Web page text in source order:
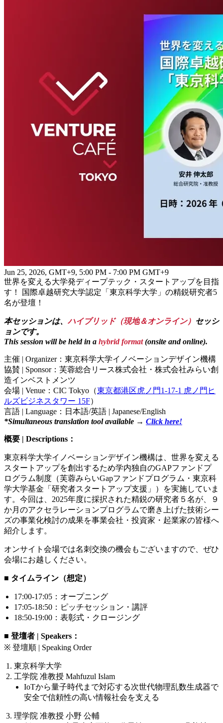
Jun 25, 2026, GMT+9, 5:00 PM - 7:00 PM GMT+9
世界を変える大学発ディープテック・スタートアップを目指
す！ 国際卓越研究大学認定「東京科学大学」の精鋭研究者5
名が登壇！
本セッションは、 ハイブリッド（現地＆オンライン） セッシ
ョンです。
This session will be held in a hybrid format(onsite and online).
主催 | Organizer：東京科学大学イノベーションデザイン機構
協賛 | Sponsor：芙蓉総合リース株式会社・株式会社みらい創
造インベストメンツ
会場 | Venue：CIC Tokyo（東京都港区虎ノ門1-17-1 虎ノ門ヒ
ルズビジネスタワー 15F）
言語 | Language：日本語/英語 | Japanese/English
*Simultaneous translation tool available → Click here!
概要 | Descriptions：
東京科学大学イノベーションデザイン機構は、世界を変える
スタートアップを創出するため学内独自のGAPファンドプ
ログラム制度（芙蓉みらいGapファンドプログラム・東京科
学大学基金「研究者スタートアップ支援」）を実施していま
す。今回は、 2025年度に採択された精鋭の研究者５名が、９
か月のアクセラレーションプログラムで磨き上げた技術シー
ズの事業化検討の成果を事業会社・投資家・起業家の皆様へ
紹介します。
オンサイト会場では名刺交換の機会もございますので、ぜひ
会場にお越しください。
■ タイムライン（想定）
17:00-17:05 ：オープニング
17:05-18:50 ：ピッチセッション・講評
18:50-19:00 ：表彰式・クロージング
■ 登壇者 | Speakers ：
※ 登壇順 | Speaking Order
東京科学大学
工学院 准教授 Mahfuzul Islam
IoTから量⼦時代まで対応する次世代物理乱数⽣成器で
安全で信頼性の高い情報社会を支える
理学院 准教授 小野 公輔